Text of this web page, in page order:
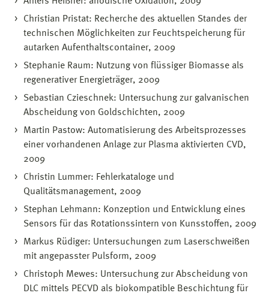
Christian Pristat: Recherche des aktuellen Standes der
technischen Möglichkeiten zur Feuchtspeicherung für
autarken Aufenthaltscontainer, 2009
Stephanie Raum: Nutzung von flüssiger Biomasse als
regenerativer Energieträger, 2009
Sebastian Czieschnek: Untersuchung zur galvanischen
Abscheidung von Goldschichten, 2009
Martin Pastow: Automatisierung des Arbeitsprozesses
einer vorhandenen Anlage zur Plasma aktivierten CVD,
2009
Christin Lummer: Fehlerkataloge und
Qualitätsmanagement, 2009
Stephan Lehmann: Konzeption und Entwicklung eines
Sensors für das Rotationssintern von Kunsstoffen, 2009
Markus Rüdiger: Untersuchungen zum Laserschweißen
mit angepasster Pulsform, 2009
Christoph Mewes: Untersuchung zur Abscheidung von
DLC mittels PECVD als biokompatible Beschichtung für